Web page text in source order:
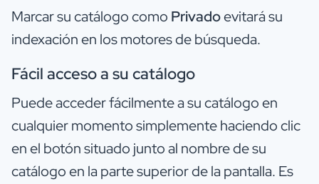
Marcar su catálogo como Privadoevitará su
indexación en los motores de búsqueda.
Fácil acceso a su catálogo
Puede acceder fácilmente a su catálogo en
cualquier momento simplemente haciendo clic
en el botón situado junto al nombre de su
catálogo en la parte superior de la pantalla. Es